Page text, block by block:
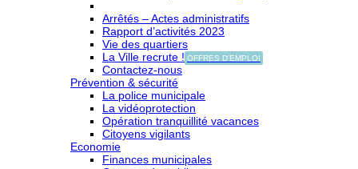
Arrêtés – Actes administratifs
Rapport d’activités 2023
Vie des quartiers
La Ville recrute ! OFFRES D'EMPLOI
Contactez-nous
Prévention & sécurité
La police municipale
La vidéoprotection
Opération tranquillité vacances
Citoyens vigilants
Economie
Finances municipales